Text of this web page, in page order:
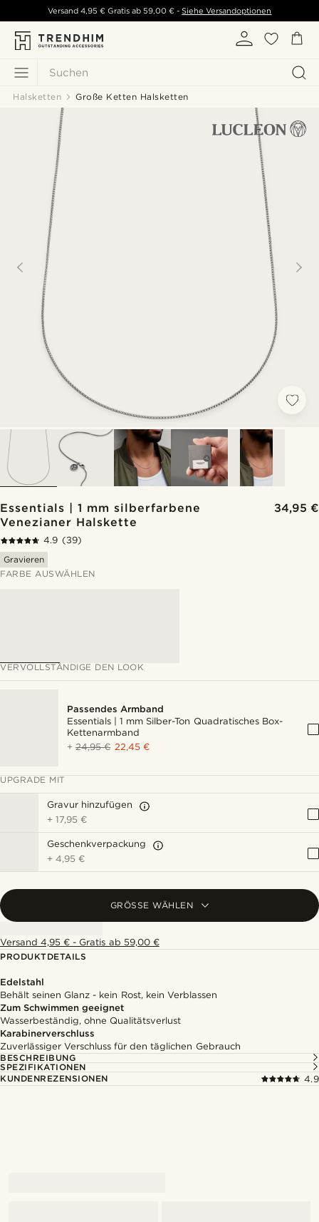
Suchen
Versand 4,95 € Gratis ab59,00 € - Siehe Versandoptionen
Halsketten Große Ketten Halsketten
Essentials | 1 mm silberfarbene
Venezianer Halskette
34,95 €
4.9 (39)
Gravieren
FARBE AUSWÄHLEN
VERVOLLSTÄNDIGE DEN LOOK
Passendes Armband
Essentials | 1 mm Silber-Ton Quadratisches Box-
Kettenarmband
+24,95 € 22,45 €
UPGRADE MIT
Gravur hinzufügen
+17,95 €
Geschenkverpackung
+4,95 €
GRÖSSE WÄHLEN
Versand 4,95 € - Gratis ab 59,00 €
PRODUKTDETAILS
Edelstahl
Behält seinen Glanz - kein Rost, kein Verblassen
Zum Schwimmen geeignet
Wasserbeständig, ohne Qualitätsverlust
Karabinerverschluss
Zuverlässiger Verschluss für den täglichen Gebrauch
BESCHREIBUNG
SPEZIFIKATIONEN
KUNDENREZENSIONEN
4.9